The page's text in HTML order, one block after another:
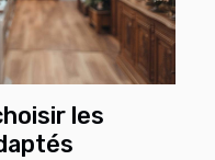
les